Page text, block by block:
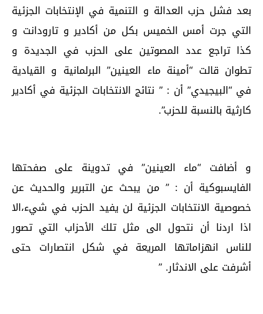
بعد فشل حزب العدالة و التنمية في الإنتخابات الجزئية
التي جرت أمس الخميس بكل من أكادير و تارودانت و
كذا تراجع عدد المصوتين على الحزب في الجديدة و
تطوان قالت “أمينة ماء العينين” البرلمانية و القيادية
في “البيجيدي” أن : ” نتائج الانتخابات الجزئية في أكادير
كارثية بالنسبة للحزب”.
و أضافت “ماء العينين” في تدوينة على صفحتها
الفايسبوكية أن : ” من يبحث عن التبرير والحديث عن
خصوصية الانتخابات الجزئية لن يفيد الحزب في شيء،الا
اذا اردنا أن نتحول الى مثل تلك الأحزاب التي تصور
للناس انهزاماتها المريعة في شكل انتصارات حتى
أشرفت على الاندثار. ”